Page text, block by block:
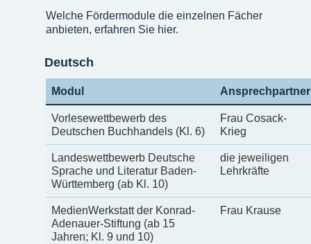
Welche Fördermodule die einzelnen Fächer
anbieten, erfahren Sie hier.
Deutsch
Modul Ansprechpartner
Vorlesewettbewerb des
Deutschen Buchhandels (Kl. 6)
Frau Cosack-
Krieg
Landeswettbewerb Deutsche
Sprache und Literatur Baden-
Württemberg (ab Kl. 10)
die jeweiligen
Lehrkräfte
MedienWerkstatt der Konrad-
Adenauer-Stiftung (ab 15
Jahren; Kl. 9 und 10)
Frau Krause